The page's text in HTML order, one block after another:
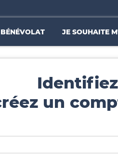
JE SOUHAITE
un